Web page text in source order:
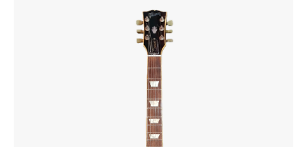
+7 (925) 879-85-35
Санкт-Петербург
+7 (999) 213-51-93